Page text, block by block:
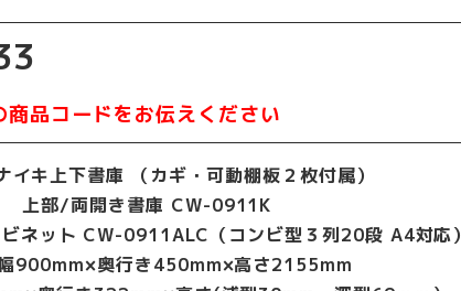
品コードをお伝えください
イキ上下書庫 （カギ・可動棚板２枚付属）
上部/両開き書庫 CW-0911K
ネット CW-0911ALC（コンビ型３列20段 A4対応）
900mm×奥行き450mm×高さ2155mm